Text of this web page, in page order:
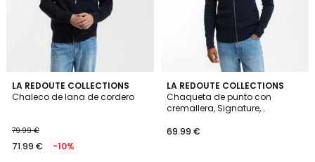
LA REDOUTE COLLECTIONS
Chaleco de lana de cordero
79.99 €
71.99 € -10%
4,5
/ 5
2
Colores
LA REDOUTE COLLECTIONS
Chaqueta de punto con
cremallera, Signature,
69.99 €
4,5
/ 5
2
Colores